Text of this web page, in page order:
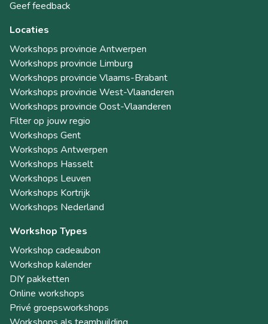
Geef feedback
Locaties
Workshops provincie Antwerpen
Workshops provincie Limburg
Workshops provincie Vlaams-Brabant
Workshops provincie West-Vlaanderen
Workshops provincie Oost-Vlaanderen
Filter op jouw regio
Workshops Gent
Workshops Antwerpen
Workshops Hasselt
Workshops Leuven
Workshops Kortrijk
Workshops Nederland
Workshop Types
Workshop cadeaubon
Workshop kalender
DIY pakketten
Online workshops
Privé groepsworkshops